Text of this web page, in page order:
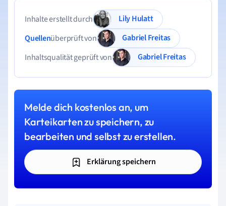
Inhalte erstellt durch
Lily Hulatt
Quellenüberprüft von
Gabriel Freitas
Inhaltsqualität geprüft von
Gabriel Freitas
Melde dich kostenlos an, um
Karteikarten zu speichern, zu
bearbeiten und selbst zu erstellen.
Erklärung speichern